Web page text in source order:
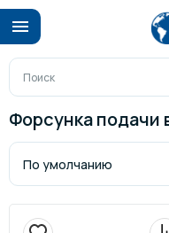
Форсунка подачи